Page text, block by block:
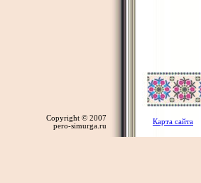
Copyright © 2007
pero-simurga.ru
Карта сайта